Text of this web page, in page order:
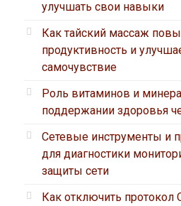
улучшать свои навыки
Как тайский массаж
продуктивность и
самочувствие
Роль витаминов и
поддержании здоровья
Сетевые инструменты и
для диагностики
защиты сети
Как отключить протокол